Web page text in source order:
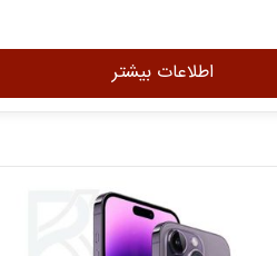
اطلاعات بیشتر